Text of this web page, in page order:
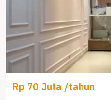
Rp 70 Juta /tahun